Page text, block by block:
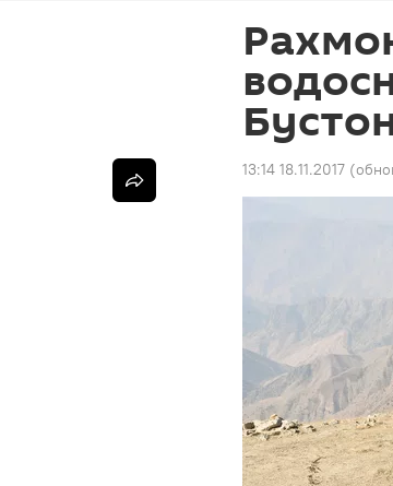
13:14 18.11.2017